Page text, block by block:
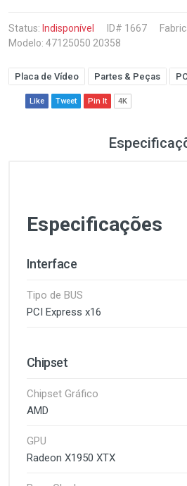
Status: Indisponível ID# 1667
Modelo: 47125050 20358
Placa de Vídeo Partes & Peças
Like Tweet Pin It 4K
Especificações
Interface
Tipo de BUS
PCI Express x16
Chipset
Chipset Gráfico
AMD
GPU
Radeon X1950 XTX